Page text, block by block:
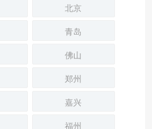
北京
青岛
佛山
郑州
嘉兴
福州